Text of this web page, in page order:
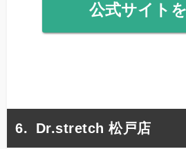
公式サイト
Dr.stretch 松戸店